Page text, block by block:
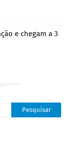
e chegam a 3